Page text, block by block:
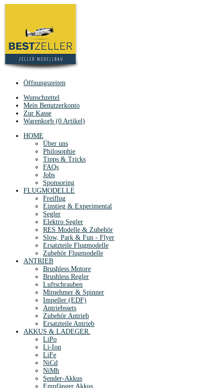
Öffnungszeiten
Wunschzettel
Mein Benutzerkonto
Zur Kasse
Warenkorb (0 Artikel)
HOME
Über uns
Philosophie
Tipps & Tricks
FAQs
Jobs
Sponsoring
FLUGMODELLE
Freiflug
Einstieg & Experimental
Segler
Elektro Segler
RES Modelle & Zubehör
Slow, Park & Fun - Flyer
Ersatzteile Flugmodelle
Zubehör Flugmodelle
ANTRIEB
Brushless Motore
Brushless Regler
Luftschrauben
Mitnehmer & Spinner
Impeller (EDF)
Antriebssets
Zubehör Antrieb
Ersatzteile Antrieb
AKKUS & LADEGER.
LiPo
Li-Ion
LiFe
NiCd
NiMh
Sender-Akkus
Empfänger Akkus